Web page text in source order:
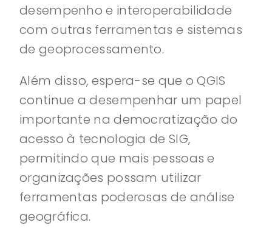
desempenho e interoperabilidade
com outras ferramentas e sistemas
de geoprocessamento.
Além disso, espera-se que o QGIS
continue a desempenhar um papel
importante na democratização do
acesso à tecnologia de SIG,
permitindo que mais pessoas e
organizações possam utilizar
ferramentas poderosas de análise
geográfica.